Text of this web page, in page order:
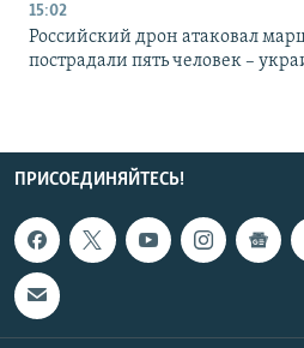
15:02
Российский дрон атаковал
пострадали пять человек –
ПРИСОЕДИНЯЙТЕСЬ!